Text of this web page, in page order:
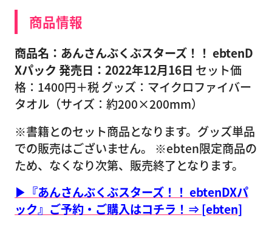
商品情報
商品名：あんさんぶくぶスターズ！！ ebtenD
Xパック 発売日：2022年12月16日 セット価
格：1400円＋税 グッズ：マイクロファイバー
タオル（サイズ：約200×200mm）
※書籍とのセット商品となります。グッズ単品
での販売はございません。 ※ebten限定商品の
ため、なくなり次第、販売終了となります。
▶『あんさんぶくぶスターズ！！ ebtenDXパ
ック』ご予約・ご購入はコチラ！⇒ [ebten]